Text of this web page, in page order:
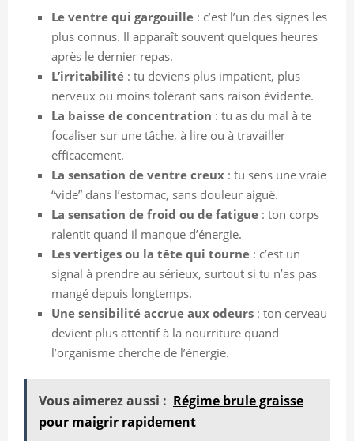
Le ventre qui gargouille : c’est l’un des signes les
plus connus. Il apparaît souvent quelques heures
après le dernier repas.
L’irritabilité : tu deviens plus impatient, plus
nerveux ou moins tolérant sans raison évidente.
La baisse de concentration : tu as du mal à te
focaliser sur une tâche, à lire ou à travailler
efficacement.
La sensation de ventre creux : tu sens une vraie
“vide” dans l’estomac, sans douleur aiguë.
La sensation de froid ou de fatigue : ton corps
ralentit quand il manque d’énergie.
Les vertiges ou la tête qui tourne : c’est un
signal à prendre au sérieux, surtout si tu n’as pas
mangé depuis longtemps.
Une sensibilité accrue aux odeurs : ton cerveau
devient plus attentif à la nourriture quand
l’organisme cherche de l’énergie.
Vous aimerez aussi : Régime brule graisse
pour maigrir rapidement